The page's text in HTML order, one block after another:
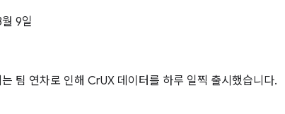
9일
팀 연차로 인해 CrUX 데이터를 하루 일찍 출시했습니다.